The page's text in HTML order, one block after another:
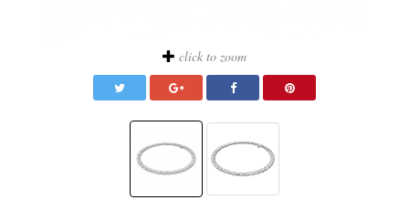
click to zoom